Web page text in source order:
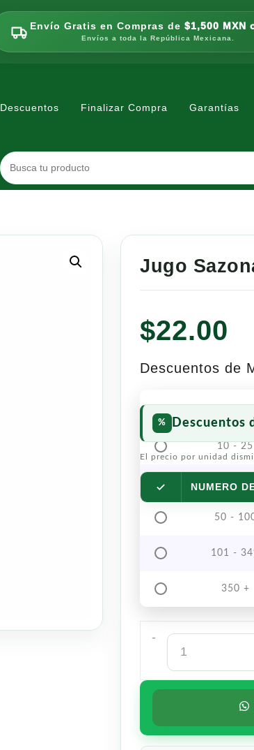
Envío Gratis en Compras de $1,500 MXN
Envíos a toda la República Mexicana.
Descuentos Finalizar Compra Garantías
Jugo
$22.00
Descuentos de
Descuentos
El precio por unidad
NUMERO
10 - 25
26 - 49
50 -
101 -
350 +
-
Jugo
Sazonador
Maggi
45